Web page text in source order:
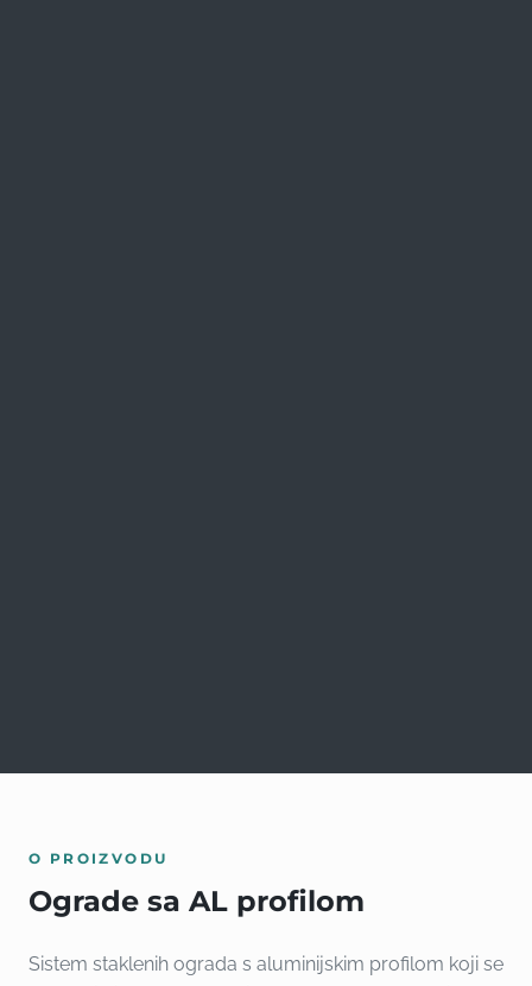
O PROIZVODU
Ograde sa AL profilom
Sistem staklenih ograda s aluminijskim profilom koji se